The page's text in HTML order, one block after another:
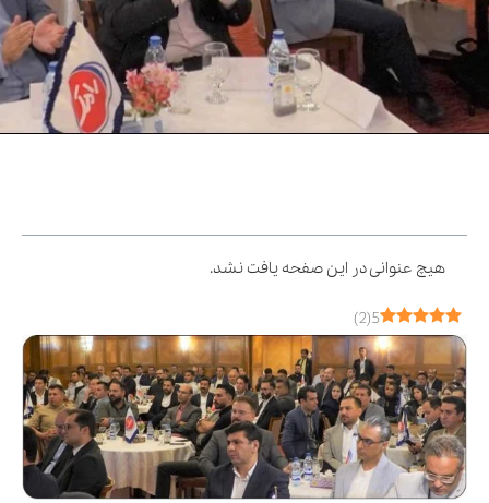
هیچ عنوانی در این صفحه یافت نشد.
5
(
2
)